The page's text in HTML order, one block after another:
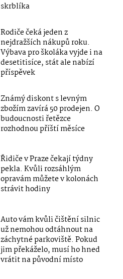
skrblíka
Rodiče čeká jeden z
nejdražších nákupů roku.
Výbava pro školáka vyjde i na
desetitisíce, stát ale nabízí
příspěvek
Známý diskont s levným
zbožím zavírá 50 prodejen. O
budoucnosti řetězce
rozhodnou příští měsíce
Řidiče v Praze čekají týdny
pekla. Kvůli rozsáhlým
opravám můžete v kolonách
strávit hodiny
Auto vám kvůli čištění silnic
už nemohou odtáhnout na
záchytné parkoviště. Pokud
jim překáželo, musí ho hned
vrátit na původní místo